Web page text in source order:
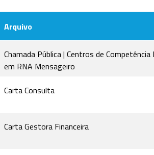
Arquivo
Chamada Pública | Centros de Competência
em RNA Mensageiro
Carta Consulta
Carta Gestora Financeira